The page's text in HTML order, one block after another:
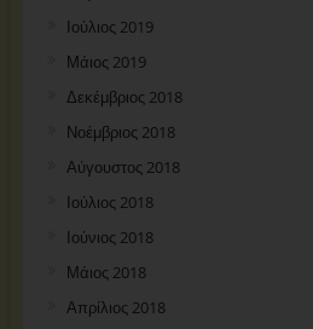
Ιούλιος 2019
Μάιος 2019
Δεκέμβριος 2018
Νοέμβριος 2018
Αύγουστος 2018
Ιούλιος 2018
Ιούνιος 2018
Μάιος 2018
Απρίλιος 2018